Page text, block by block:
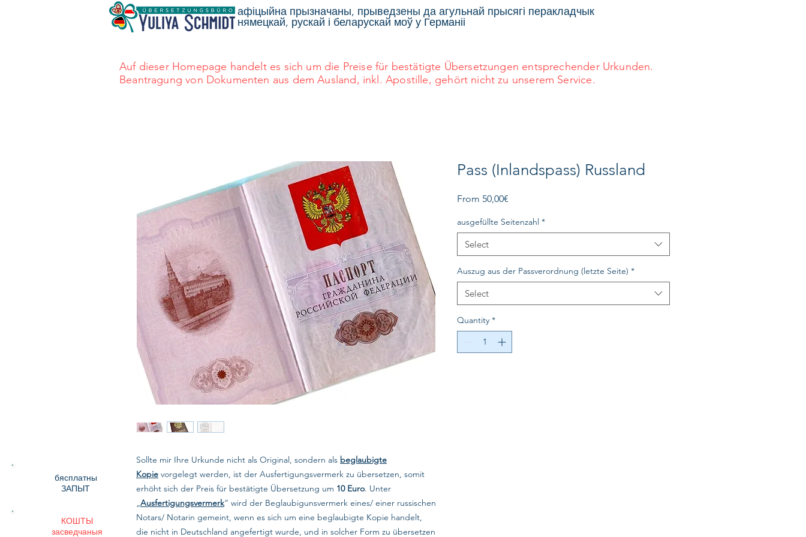
афіцыйна прызначаны, прыведзены да агульнай прысягі перакладчык
нямецкай, рускай і беларускай моў у Германіі
Sollte mir Ihre Urkunde nicht als Original, sondern als beglaubigte
Kopie vorgelegt werden, ist der Ausfertigungsvermerk zu übersetzen, somit
erhöht sich der Preis für bestätigte Übersetzung um 10 Euro. Unter
„Ausfertigungsvermerk“ wird der Beglaubigunsvermerk eines/ einer russischen
Notars/ Notarin gemeint, wenn es sich um eine beglaubigte Kopie handelt,
die nicht in Deutschland angefertigt wurde, und in solcher Form zu übersetzen
Pass (Inlandspass) Russland
From 50,00€
ausgefüllte Seitenzahl *
Select
Auszug aus der Passverordnung (letzte Seite) *
Select
Quantity *
Auf dieser Homepage handelt es sich um die Preise für bestätigte Übersetzungen entsprechender Urkunden.
Beantragung von Dokumenten aus dem Ausland, inkl. Apostille, gehört nicht zu unserem Service.
КОШТЫ
засведчаныя
бясплатны
ЗАПЫТ